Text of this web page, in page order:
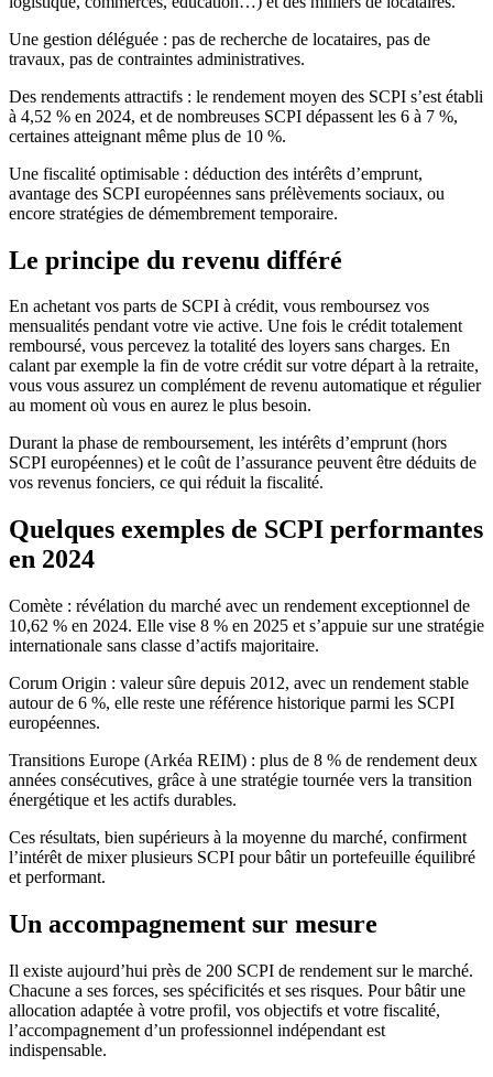
Une gestion déléguée : pas de recherche de locataires, pas de
travaux, pas de contraintes administratives.
Des rendements attractifs : le rendement moyen des SCPI s’est établi
à 4,52 % en 2024, et de nombreuses SCPI dépassent les 6 à 7 %,
certaines atteignant même plus de 10 %.
Une fiscalité optimisable : déduction des intérêts d’emprunt,
avantage des SCPI européennes sans prélèvements sociaux, ou
encore stratégies de démembrement temporaire.
Le principe du revenu différé
En achetant vos parts de SCPI à crédit, vous remboursez vos
mensualités pendant votre vie active. Une fois le crédit totalement
remboursé, vous percevez la totalité des loyers sans charges. En
calant par exemple la fin de votre crédit sur votre départ à la retraite,
vous vous assurez un complément de revenu automatique et régulier
au moment où vous en aurez le plus besoin.
Durant la phase de remboursement, les intérêts d’emprunt (hors
SCPI européennes) et le coût de l’assurance peuvent être déduits de
vos revenus fonciers, ce qui réduit la fiscalité.
Quelques exemples de SCPI performantes
en 2024
Comète : révélation du marché avec un rendement exceptionnel de
10,62 % en 2024. Elle vise 8 % en 2025 et s’appuie sur une stratégie
internationale sans classe d’actifs majoritaire.
Corum Origin : valeur sûre depuis 2012, avec un rendement stable
autour de 6 %, elle reste une référence historique parmi les SCPI
européennes.
Transitions Europe (Arkéa REIM) : plus de 8 % de rendement deux
années consécutives, grâce à une stratégie tournée vers la transition
énergétique et les actifs durables.
Ces résultats, bien supérieurs à la moyenne du marché, confirment
l’intérêt de mixer plusieurs SCPI pour bâtir un portefeuille équilibré
et performant.
Un accompagnement sur mesure
Il existe aujourd’hui près de 200 SCPI de rendement sur le marché.
Chacune a ses forces, ses spécificités et ses risques. Pour bâtir une
allocation adaptée à votre profil, vos objectifs et votre fiscalité,
l’accompagnement d’un professionnel indépendant est
indispensable.